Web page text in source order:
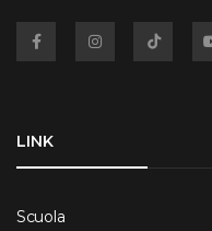
LINK
Scuola